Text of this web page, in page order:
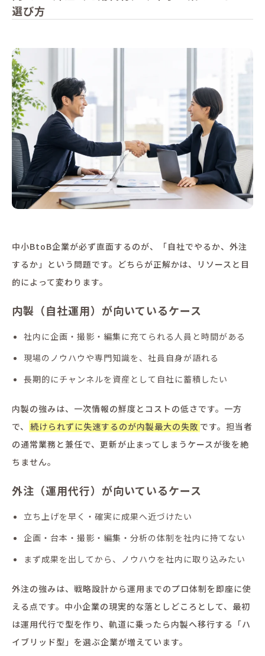
選び方
中小BtoB企業が必ず直面するのが、「自社でやるか、外注
するか」という問題です。どちらが正解かは、リソースと目
的によって変わります。
内製（自社運用）が向いているケース
社内に企画・撮影・編集に充てられる人員と時間がある
現場のノウハウや専門知識を、社員自身が語れる
長期的にチャンネルを資産として自社に蓄積したい
内製の強みは、一次情報の鮮度とコストの低さです。一方
で、 続けられずに失速するのが内製最大の失敗 です。担当者
の通常業務と兼任で、更新が止まってしまうケースが後を絶
ちません。
外注（運用代行）が向いているケース
立ち上げを早く・確実に成果へ近づけたい
企画・台本・撮影・編集・分析の体制を社内に持てない
まず成果を出してから、ノウハウを社内に取り込みたい
外注の強みは、戦略設計から運用までのプロ体制を即座に使
える点です。中小企業の現実的な落としどころとして、最初
は運用代行で型を作り、軌道に乗ったら内製へ移行する「ハ
イブリッド型」を選ぶ企業が増えています。